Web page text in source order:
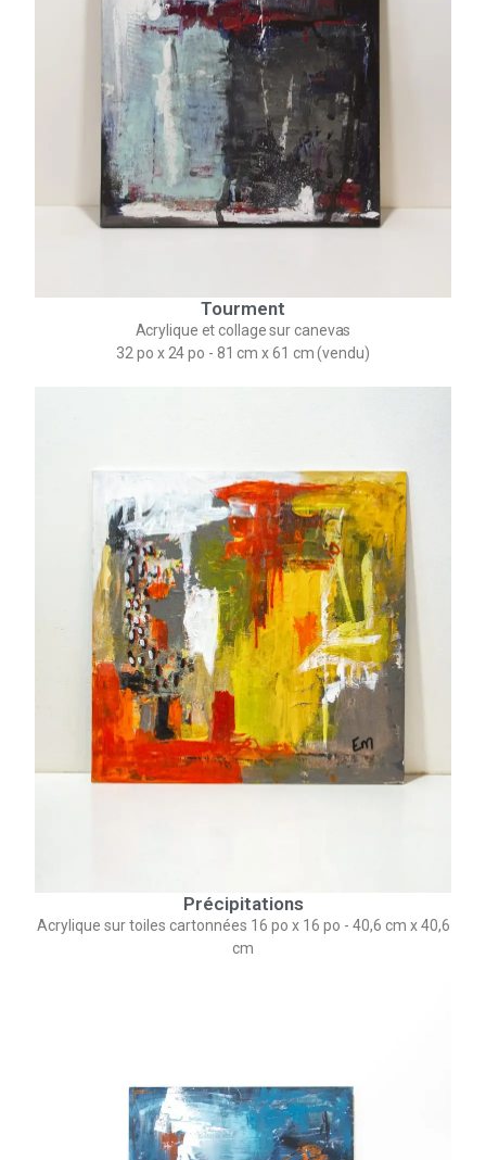
Tourment
Acrylique et collage sur canevas
32 po x 24 po - 81 cm x 61 cm (vendu)
Précipitations
Acrylique sur toiles cartonnées 16 po x 16 po - 40,6 cm x 40,6
cm​